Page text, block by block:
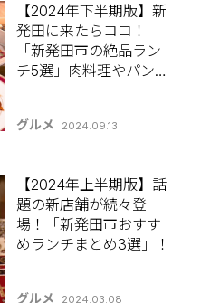
【2024年下半期版】新
発田に来たらココ！
「新発田市の絶品ラン
チ5選」肉料理やパン･
グルメ 2024.09.13
【2024年上半期版】話
題の新店舗が続々登
場！「新発田市おすす
めランチまとめ3選」！
グルメ 2024.03.08